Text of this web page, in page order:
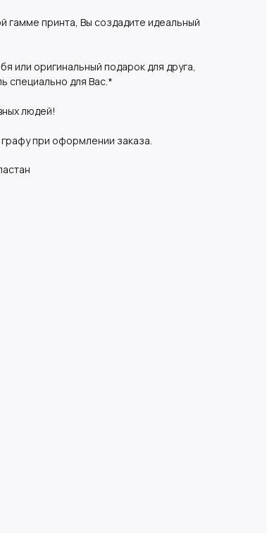
гамме принта, Вы создадите идеальный
или оригинальный подарок для друга,
специально для Вас.*
людей!
при оформлении заказа.